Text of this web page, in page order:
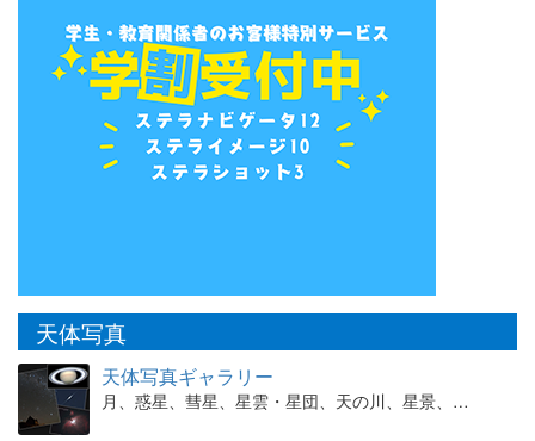
天体写真
天体写真ギャラリー
月、惑星、彗星、星雲・星団、天の川、星景、…